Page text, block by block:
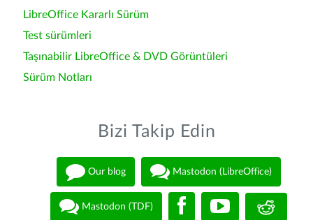
LibreOffice Kararlı Sürüm
Test sürümleri
Taşınabilir LibreOffice & DVD Görüntüleri
Sürüm Notları
Bizi Takip Edin
Our blog Mastodon (LibreOffice)
Mastodon (TDF)